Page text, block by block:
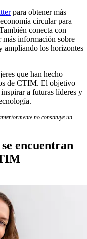
para obtener más
circular para
conecta con
más información sobre
ampliando los horizontes
que han hecho
de CTIM. El objetivo
a futuras líderes y
no constituye un
encuentran